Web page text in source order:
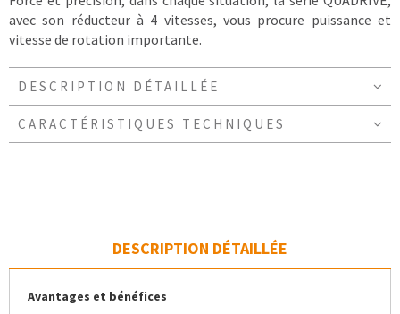
avec son réducteur à 4 vitesses, vous procure puissance et
vitesse de rotation importante.
DESCRIPTION DÉTAILLÉE
CARACTÉRISTIQUES TECHNIQUES
DESCRIPTION DÉTAILLÉE
Avantages et bénéfices